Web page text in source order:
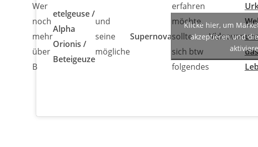
Wer
noch
mehr
über
B
etelgeuse /
Alpha
Orionis /
Beteigeuze
und
seine
mögliche
Supernova
erfahren
möchte,
sollte
sich btw
folgendes
Videovon
das
Klicke hier, um
akzeptieren und